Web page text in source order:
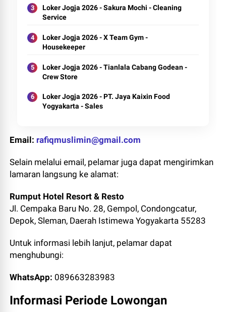
Loker Jogja 2026 - Sakura Mochi - Cleaning
Service
Loker Jogja 2026 - X Team Gym -
Housekeeper
Loker Jogja 2026 - Tianlala Cabang Godean -
Crew Store
Loker Jogja 2026 - PT. Jaya Kaixin Food
Yogyakarta - Sales
Email: rafiqmuslimin@gmail.com
Selain melalui email, pelamar juga dapat mengirimkan
lamaran langsung ke alamat:
Rumput Hotel Resort & Resto
Jl. Cempaka Baru No. 28, Gempol, Condongcatur,
Depok, Sleman, Daerah Istimewa Yogyakarta 55283
Untuk informasi lebih lanjut, pelamar dapat
menghubungi:
WhatsApp: 089663283983
Informasi Periode Lowongan